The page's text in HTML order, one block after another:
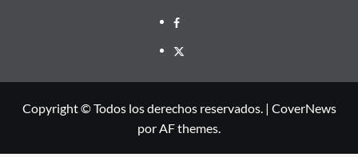
Facebook
X
Copyright © Todos los derechos reservados. | CoverNews
por AF themes.